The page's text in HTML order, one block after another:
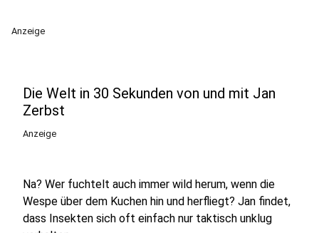
Anzeige
Die Welt in 30 Sekunden von und mit Jan
Zerbst
Anzeige
Na? Wer fuchtelt auch immer wild herum, wenn die
Wespe über dem Kuchen hin und herfliegt? Jan findet,
dass Insekten sich oft einfach nur taktisch unklug